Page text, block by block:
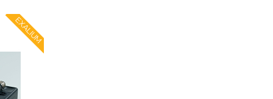
EXALIUM